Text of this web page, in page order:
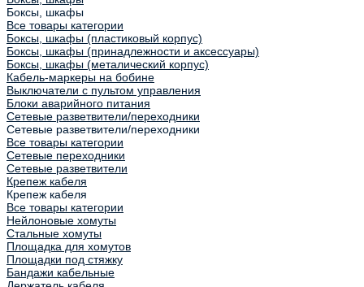
Боксы, шкафы
Все товары категории
Боксы, шкафы (пластиковый корпус)
Боксы, шкафы (принадлежности и аксессуары)
Боксы, шкафы (металический корпус)
Кабель-маркеры на бобине
Выключатели с пультом управления
Блоки аварийного питания
Сетевые разветвители/переходники
Сетевые разветвители/переходники
Все товары категории
Сетевые переходники
Сетевые разветвители
Крепеж кабеля
Крепеж кабеля
Все товары категории
Нейлоновые хомуты
Стальные хомуты
Площадка для хомутов
Площадки под стяжку
Бандажи кабельные